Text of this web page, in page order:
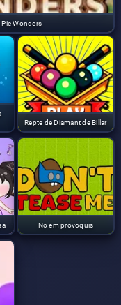
Pie Wonders
Repte de Diamant de Billar
No em provoquis